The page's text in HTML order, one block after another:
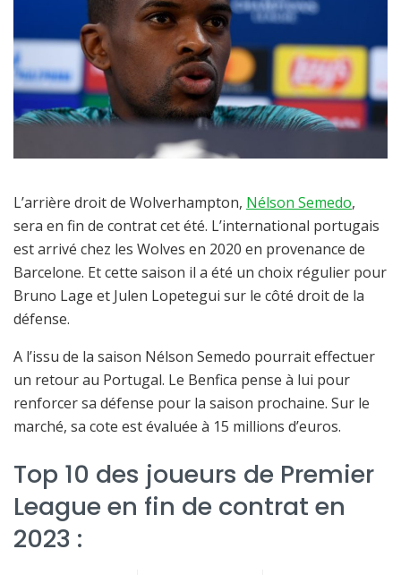
L’arrière droit de Wolverhampton, Nélson Semedo,
sera en fin de contrat cet été. L’international portugais
est arrivé chez les Wolves en 2020 en provenance de
Barcelone. Et cette saison il a été un choix régulier pour
Bruno Lage et Julen Lopetegui sur le côté droit de la
défense.
A l’issu de la saison Nélson Semedo pourrait effectuer
un retour au Portugal. Le Benfica pense à lui pour
renforcer sa défense pour la saison prochaine. Sur le
marché, sa cote est évaluée à 15 millions d’euros.
Top 10 des joueurs de Premier
League en fin de contrat en
2023 :